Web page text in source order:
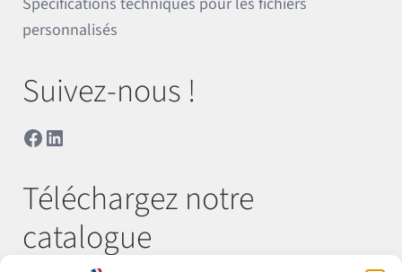
personnalisés
Suivez-nous !
Facebook
LinkedIn
Téléchargez notre
catalogue